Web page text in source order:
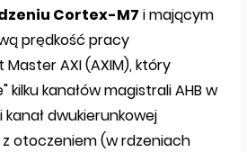
Cortex-M7 i mającym
prędkość pracy
AXI (AXIM), który
kilku kanałów magistrali AHB w
dwukierunkowej
otoczeniem (w rdzeniach